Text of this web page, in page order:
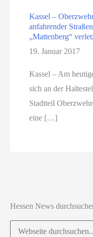
Kassel –
anfahrender
„Mattenberg“
19. Januar 2017
Kassel – Am
sich an der
Stadtteil
eine […]
Hessen News
Suchen